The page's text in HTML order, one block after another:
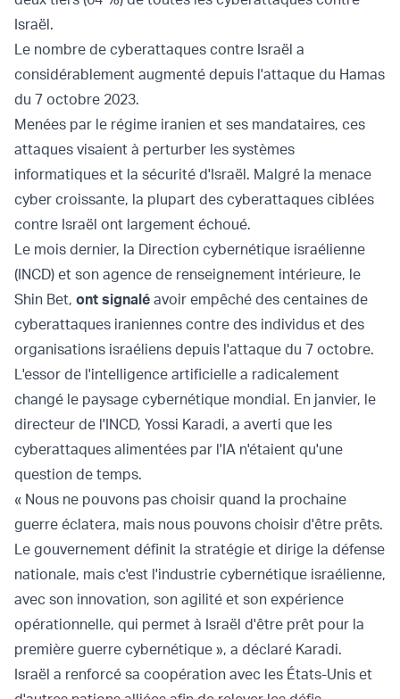
Israël.
Le nombre de cyberattaques contre Israël a
considérablement augmenté depuis l'attaque du Hamas
du 7 octobre 2023.
Menées par le régime iranien et ses mandataires, ces
attaques visaient à perturber les systèmes
informatiques et la sécurité d'Israël. Malgré la menace
cyber croissante, la plupart des cyberattaques ciblées
contre Israël ont largement échoué.
Le mois dernier, la Direction cybernétique israélienne
(INCD) et son agence de renseignement intérieure, le
Shin Bet, ont signalé avoir empêché des centaines de
cyberattaques iraniennes contre des individus et des
organisations israéliens depuis l'attaque du 7 octobre.
L'essor de l'intelligence artificielle a radicalement
changé le paysage cybernétique mondial. En janvier, le
directeur de l'INCD, Yossi Karadi, a averti que les
cyberattaques alimentées par l'IA n'étaient qu'une
question de temps.
« Nous ne pouvons pas choisir quand la prochaine
guerre éclatera, mais nous pouvons choisir d'être prêts.
Le gouvernement définit la stratégie et dirige la défense
nationale, mais c'est l'industrie cybernétique israélienne,
avec son innovation, son agilité et son expérience
opérationnelle, qui permet à Israël d'être prêt pour la
première guerre cybernétique », a déclaré Karadi.
Israël a renforcé sa coopération avec les États-Unis et